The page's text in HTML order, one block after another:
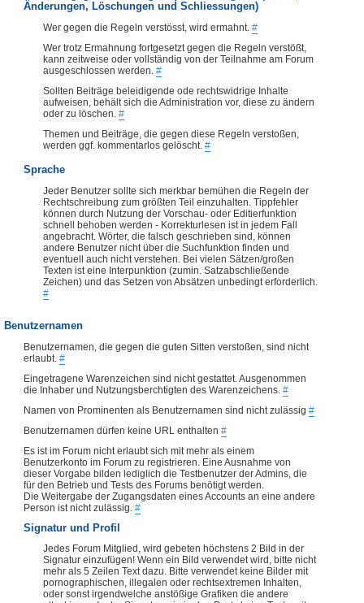
Änderungen, Löschungen und Schliessungen)
Wer gegen die Regeln verstösst, wird ermahnt. #
Wer trotz Ermahnung fortgesetzt gegen die Regeln verstößt,
kann zeitweise oder vollständig von der Teilnahme am Forum
ausgeschlossen werden. #
Sollten Beiträge beleidigende ode rechtswidrige Inhalte
aufweisen, behält sich die Administration vor, diese zu ändern
oder zu löschen. #
Themen und Beiträge, die gegen diese Regeln verstoßen,
werden ggf. kommentarlos gelöscht. #
Sprache
Jeder Benutzer sollte sich merkbar bemühen die Regeln der
Rechtschreibung zum größten Teil einzuhalten. Tippfehler
können durch Nutzung der Vorschau- oder Editierfunktion
schnell behoben werden - Korrekturlesen ist in jedem Fall
angebracht. Wörter, die falsch geschrieben sind, können
andere Benutzer nicht über die Suchfunktion finden und
eventuell auch nicht verstehen. Bei vielen Sätzen/großen
Texten ist eine Interpunktion (zumin. Satzabschließende
Zeichen) und das Setzen von Absätzen unbedingt erforderlich.
#
Benutzernamen
Benutzernamen, die gegen die guten Sitten verstoßen, sind nicht
erlaubt. #
Eingetragene Warenzeichen sind nicht gestattet. Ausgenommen
die Inhaber und Nutzungsberchtigten des Warenzeichens. #
Namen von Prominenten als Benutzernamen sind nicht zulässig #
Benutzernamen dürfen keine URL enthalten #
Es ist im Forum nicht erlaubt sich mit mehr als einem
Benutzerkonto im Forum zu registrieren. Eine Ausnahme von
dieser Vorgabe bilden lediglich die Testbenutzer der Admins, die
für den Betrieb und Tests des Forums benötigt werden.
Die Weitergabe der Zugangsdaten eines Accounts an eine andere
Person ist nicht zulässig. #
Signatur und Profil
Jedes Forum Mitglied, wird gebeten höchstens 2 Bild in der
Signatur einzufügen! Wenn ein Bild verwendet wird, bitte nicht
mehr als 5 Zeilen Text dazu. Bitte verwendet keine Bilder mit
pornographischen, illegalen oder rechtsextremen Inhalten,
oder sonst irgendwelche anstößige Grafiken die andere